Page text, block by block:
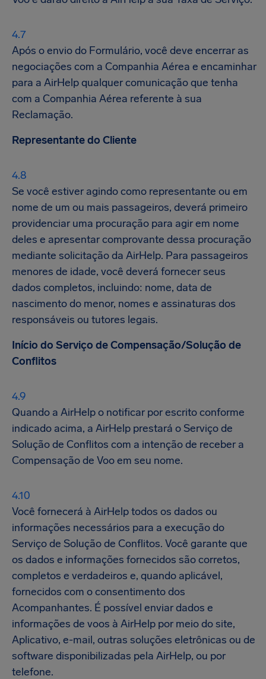
Após o envio do Formulário, você deve encerrar as
negociações com a Companhia Aérea e encaminhar
para a AirHelp qualquer comunicação que tenha
com a Companhia Aérea referente à sua
Reclamação.
Representante do Cliente
Se você estiver agindo como representante ou em
nome de um ou mais passageiros, deverá primeiro
providenciar uma procuração para agir em nome
deles e apresentar comprovante dessa procuração
mediante solicitação da AirHelp. Para passageiros
menores de idade, você deverá fornecer seus
dados completos, incluindo: nome, data de
nascimento do menor, nomes e assinaturas dos
responsáveis ou tutores legais.
Início do Serviço de Compensação/Solução de
Conflitos
Quando a AirHelp o notificar por escrito conforme
indicado acima, a AirHelp prestará o Serviço de
Solução de Conflitos com a intenção de receber a
Compensação de Voo em seu nome.
Você fornecerá à AirHelp todos os dados ou
informações necessários para a execução do
Serviço de Solução de Conflitos. Você garante que
os dados e informações fornecidos são corretos,
completos e verdadeiros e, quando aplicável,
fornecidos com o consentimento dos
Acompanhantes. É possível enviar dados e
informações de voos à AirHelp por meio do site,
Aplicativo, e-mail, outras soluções eletrônicas ou de
software disponibilizadas pela AirHelp, ou por
telefone.